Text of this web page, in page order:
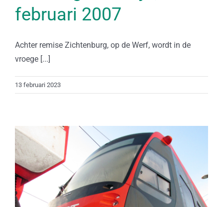
februari 2007
Achter remise Zichtenburg, op de Werf, wordt in de
vroege [...]
13 februari 2023